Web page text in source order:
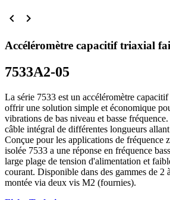
 
Accéléromètre capacitif triaxial
7533A2-05
La série 7533 est un accéléromètre
offrir une solution simple et économique
vibrations de bas niveau et basse
câble intégral de différentes longueurs
Conçue pour les applications de fréquence
isolée 7533 a une réponse en fréquence
large plage de tension d'alimentation et
courant. Disponible dans des gammes de 2
montée via deux vis M2 (fournies).